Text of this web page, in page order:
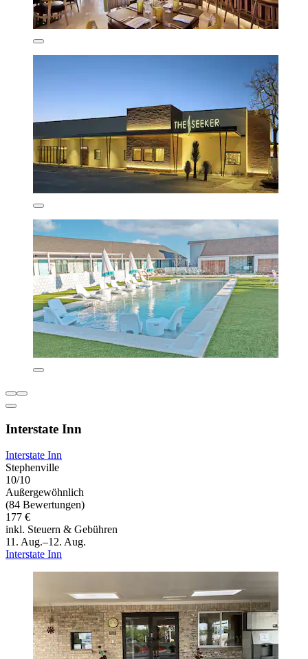
Interstate Inn
Interstate Inn
Stephenville
10/10
Außergewöhnlich
(84 Bewertungen)
177 €
inkl. Steuern & Gebühren
11. Aug.–12. Aug.
Interstate Inn